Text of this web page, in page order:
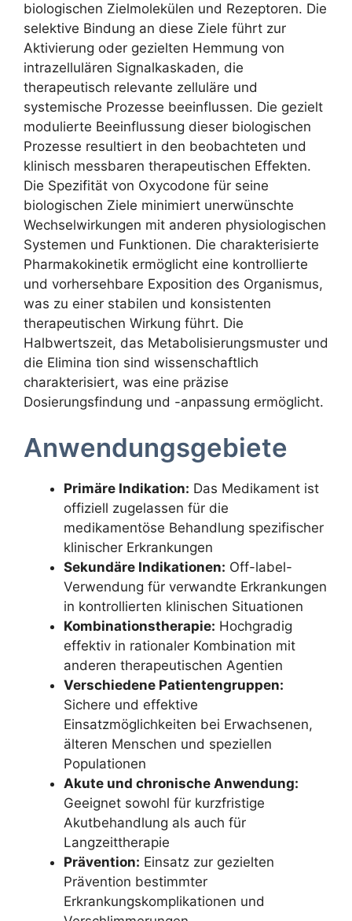
biologischen Zielmolekülen und Rezeptoren. Die
selektive Bindung an diese Ziele führt zur
Aktivierung oder gezielten Hemmung von
intrazellulären Signalkaskaden, die
therapeutisch relevante zelluläre und
systemische Prozesse beeinflussen. Die gezielt
modulierte Beeinflussung dieser biologischen
Prozesse resultiert in den beobachteten und
klinisch messbaren therapeutischen Effekten.
Die Spezifität von Oxycodone für seine
biologischen Ziele minimiert unerwünschte
Wechselwirkungen mit anderen physiologischen
Systemen und Funktionen. Die charakterisierte
Pharmakokinetik ermöglicht eine kontrollierte
und vorhersehbare Exposition des Organismus,
was zu einer stabilen und konsistenten
therapeutischen Wirkung führt. Die
Halbwertszeit, das Metabolisierungsmuster und
die Elimina tion sind wissenschaftlich
charakterisiert, was eine präzise
Dosierungsfindung und -anpassung ermöglicht.
Anwendungsgebiete
Primäre Indikation: Das Medikament ist
offiziell zugelassen für die
medikamentöse Behandlung spezifischer
klinischer Erkrankungen
Sekundäre Indikationen: Off-label-
Verwendung für verwandte Erkrankungen
in kontrollierten klinischen Situationen
Kombinationstherapie: Hochgradig
effektiv in rationaler Kombination mit
anderen therapeutischen Agentien
Verschiedene Patientengruppen:
Sichere und effektive
Einsatzmöglichkeiten bei Erwachsenen,
älteren Menschen und speziellen
Populationen
Akute und chronische Anwendung:
Geeignet sowohl für kurzfristige
Akutbehandlung als auch für
Langzeittherapie
Prävention: Einsatz zur gezielten
Prävention bestimmter
Erkrankungskomplikationen und